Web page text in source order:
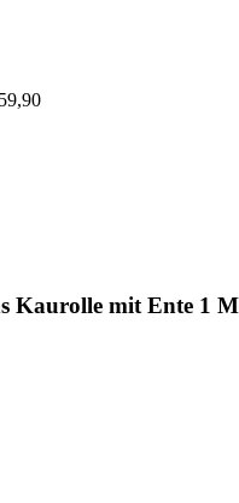
Kaurolle mit Ente 1